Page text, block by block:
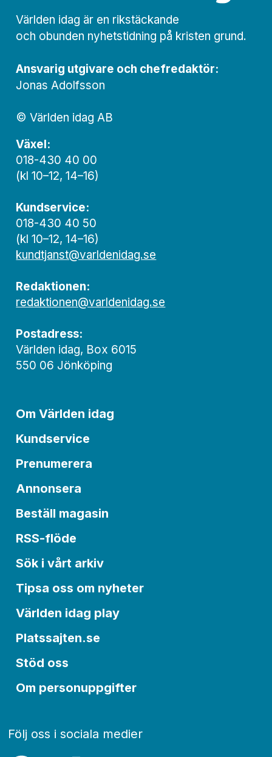
Världen idag är en rikstäckande
och obunden nyhets­­­tidning på kristen grund.
Ansvarig utgivare och chef­redaktör:
Jonas Adolfsson
© Världen idag AB
Växel:
018-430 40 00
(kl 10–12, 14–16)
Kundservice:
018-430 40 50
(kl 10–12, 14–16)
kundtjanst@varldenidag.se
Redaktionen:
redaktionen@varldenidag.se
Postadress:
Världen idag, Box 6015
550 06 Jönköping
Om Världen idag
Kundservice
Prenumerera
Annonsera
Beställ magasin
RSS-flöde
Sök i vårt arkiv
Tipsa oss om nyheter
Världen idag play
Platssajten.se
Stöd oss
Om personuppgifter
Följ oss i sociala medier